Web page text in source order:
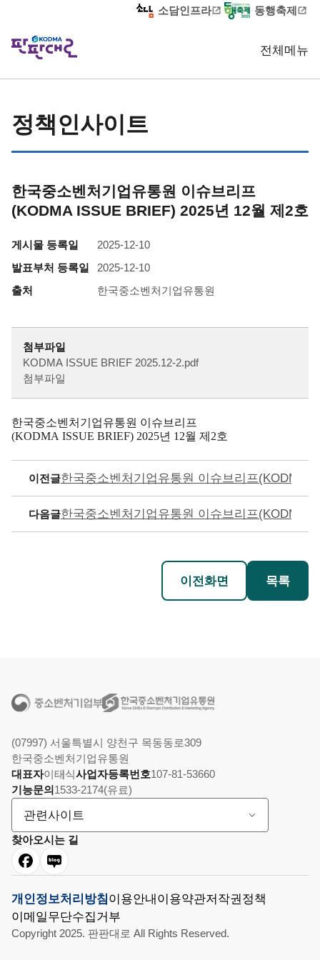
소담인프라 동행축제
전체메뉴
홈
판판 알림
정책인사이트
한국중소벤처기업유통원 이슈브리프
(KODMA ISSUE BRIEF) 2025년 12월 제2호
게시물 등록일
2025-12-10
발표부처 등록일
2025-12-10
출처
한국중소벤처기업유통원
첨부파일
KODMA ISSUE BRIEF 2025.12-2.pdf
첨부파일
한국중소벤처기업유통원 이슈브리프
(KODMA ISSUE BRIEF) 2025년 12월 제2호
이전글한국중소벤처기업유통원 이슈브리프(KODMA
다음글한국중소벤처기업유통원 이슈브리프(KODMA
이전화면 목록
(07997) 서울특별시 양천구 목동동로309
한국중소벤처기업유통원
대표자이태식사업자등록번호107-81-53660
기능문의1533-2174(유료)
관련사이트
찾아오시는 길
개인정보처리방침이용안내이용약관저작권정책
이메일무단수집거부
Copyright 2025. 판판대로 All Rights Reserved.